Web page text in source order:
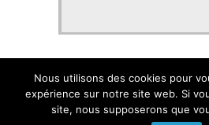
Nous utilisons des cookies pour
expérience sur notre site web. Si
site, nous supposerons que